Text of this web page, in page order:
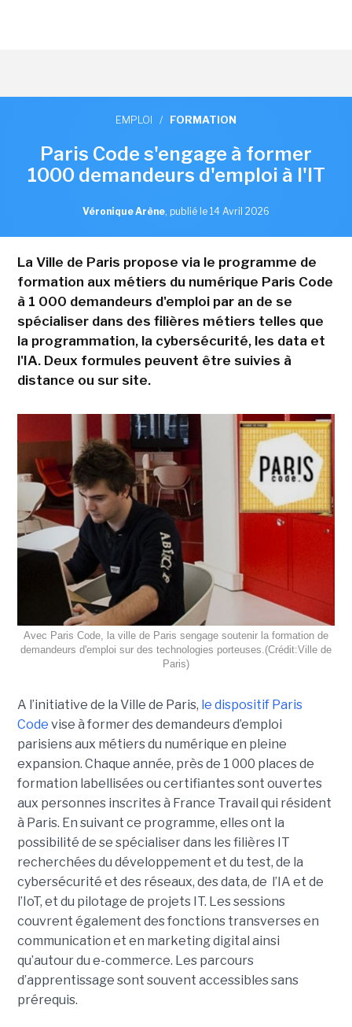
EMPLOI / FORMATION
Paris Code s'engage à former
1000 demandeurs d'emploi à l'IT
Véronique Arène, publié le 14 Avril 2026
La Ville de Paris propose via le programme de
formation aux métiers du numérique Paris Code
à 1 000 demandeurs d'emploi par an de se
spécialiser dans des filières métiers telles que
la programmation, la cybersécurité, les data et
l'IA. Deux formules peuvent être suivies à
distance ou sur site.
Avec Paris Code, la ville de Paris sengage soutenir la formation de
demandeurs d'emploi sur des technologies porteuses.(Crédit:Ville de
Paris)
A l’initiative de la Ville de Paris, le dispositif Paris
Code vise à former des demandeurs d’emploi
parisiens aux métiers du numérique en pleine
expansion. Chaque année, près de 1 000 places de
formation labellisées ou certifiantes sont ouvertes
aux personnes inscrites à France Travail qui résident
à Paris. En suivant ce programme, elles ont la
possibilité de se spécialiser dans les filières IT
recherchées du développement et du test, de la
cybersécurité et des réseaux, des data, de l’IA et de
l’IoT, et du pilotage de projets IT. Les sessions
couvrent également des fonctions transverses en
communication et en marketing digital ainsi
qu’autour du e-commerce. Les parcours
d’apprentissage sont souvent accessibles sans
prérequis.